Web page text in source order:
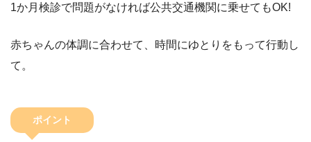
1か月検診で問題がなければ公共交通機関に乗せてもOK!
赤ちゃんの体調に合わせて、時間にゆとりをもって行動し
て。
ポイント